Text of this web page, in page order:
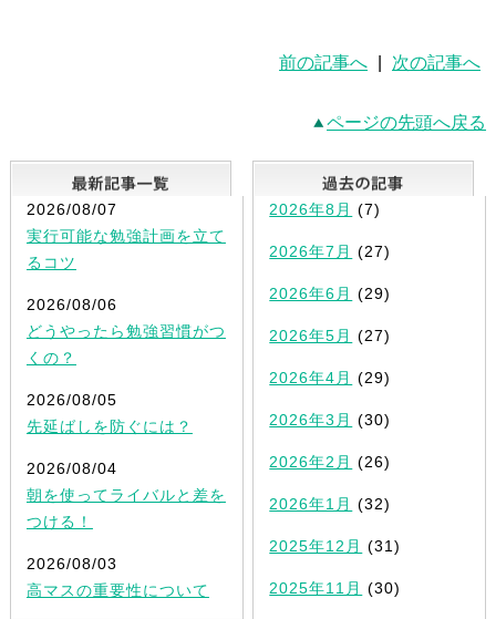
前の記事へ 次の記事へ
ページの先頭へ戻る
最新記事一覧
2026/08/07
実行可能な勉強計画を立て
るコツ
2026/08/06
どうやったら勉強習慣がつ
くの？
2026/08/05
先延ばしを防ぐには？
2026/08/04
朝を使ってライバルと差を
つける！
2026/08/03
高マスの重要性について
2026年8月 (7)
2026年7月 (27)
2026年6月 (29)
2026年5月 (27)
2026年4月 (29)
2026年3月 (30)
2026年2月 (26)
2026年1月 (32)
2025年12月 (31)
2025年11月 (30)